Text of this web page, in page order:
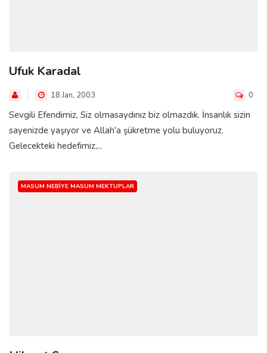
Ufuk Karadal
18 Jan, 2003 0
Sevgili Efendimiz, Siz olmasaydınız biz olmazdık. İnsanlık sizin
sayenizde yaşıyor ve Allah'a şükretme yolu buluyoruz.
Gelecekteki hedefimiz,...
MASUM NEBIYE MASUM MEKTUPLAR